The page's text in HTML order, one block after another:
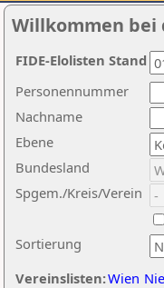
Willkommen bei
Nachname
Ebene
Sortierung
Personennummer
Bundesland
Spgem./Kreis/Verein
Vereinslisten:Wien
FIDE-Elolisten Stand